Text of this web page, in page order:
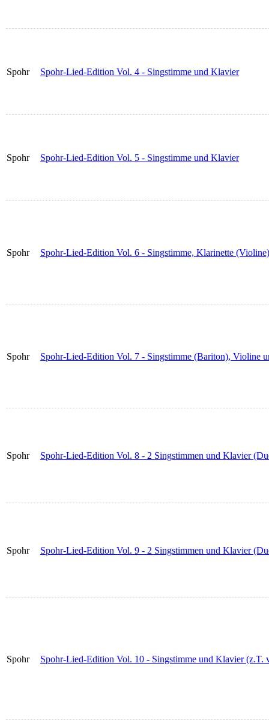
Spohr Spohr-Lied-Edition Vol. 4 - Singstimme und Klavier
Spohr Spohr-Lied-Edition Vol. 5 - Singstimme und Klavier
Spohr Spohr-Lied-Edition Vol. 6 - Singstimme, Klarinette
Spohr Spohr-Lied-Edition Vol. 7 - Singstimme (Bariton), Violine
Spohr Spohr-Lied-Edition Vol. 8 - 2 Singstimmen und Klavier
Spohr Spohr-Lied-Edition Vol. 9 - 2 Singstimmen und Klavier
Spohr Spohr-Lied-Edition Vol. 10 - Singstimme und Klavier (z.T.